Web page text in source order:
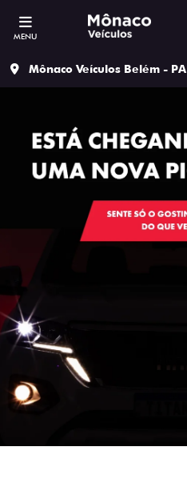
MENU
Mônaco Veículos Belém - PA